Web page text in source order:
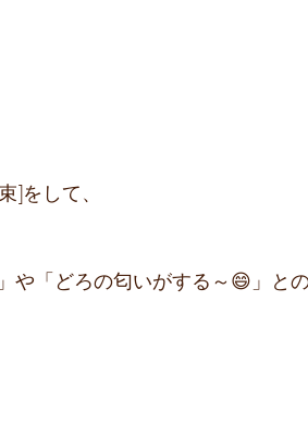
]をして、
や「どろの匂いがする～😄」と